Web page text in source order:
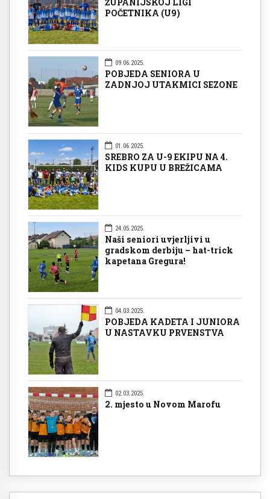
POČETNIKA (U9)
09.06.2025.
POBJEDA SENIORA U
ZADNJOJ UTAKMICI SEZONE
01.06.2025.
SREBRO ZA U-9 EKIPU NA 4.
KIDS KUPU U BREŽICAMA
24.05.2025.
Naši seniori uvjerljivi u
gradskom derbiju – hat-trick
kapetana Gregura!
04.03.2025.
POBJEDA KADETA I JUNIORA
U NASTAVKU PRVENSTVA
02.03.2025.
2. mjesto u Novom Marofu